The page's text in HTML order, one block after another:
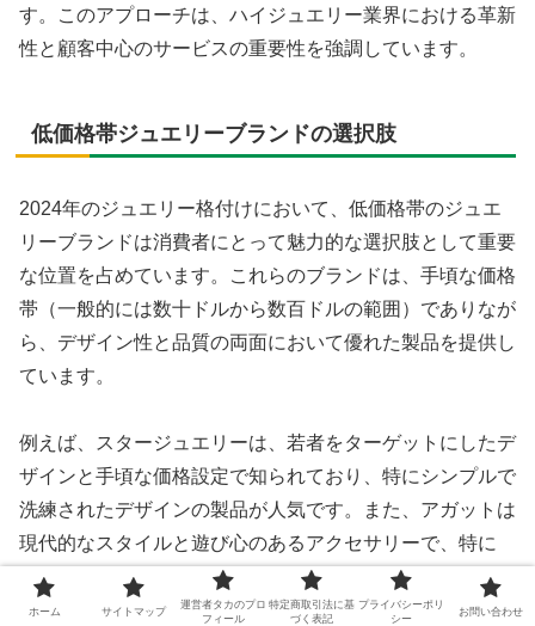
す。このアプローチは、ハイジュエリー業界における革新
性と顧客中心のサービスの重要性を強調しています。
低価格帯ジュエリーブランドの選択肢
2024年のジュエリー格付けにおいて、低価格帯のジュエ
リーブランドは消費者にとって魅力的な選択肢として重要
な位置を占めています。これらのブランドは、手頃な価格
帯（一般的には数十ドルから数百ドルの範囲）でありなが
ら、デザイン性と品質の両面において優れた製品を提供し
ています。
例えば、スタージュエリーは、若者をターゲットにしたデ
ザインと手頃な価格設定で知られており、特にシンプルで
洗練されたデザインの製品が人気です。また、アガットは
現代的なスタイルと遊び心のあるアクセサリーで、特に
20代から30代の女性層から高い支持を得ています。これ
らのブランドは、年間数千万ドルの売上を上げており、フ
ホーム サイトマップ
運営者タカのプロ
フィール
特定商取引法に基
づく表記
プライバシーポリ
シー
お問い合わせ